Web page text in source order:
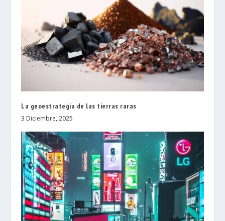
La geoestrategia de las tierras raras
3 Diciembre, 2025